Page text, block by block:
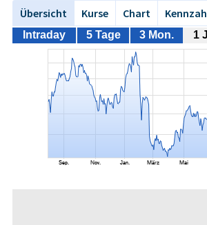
Übersicht Kurse Chart
Intraday 5 Tage 3 Mon. 1